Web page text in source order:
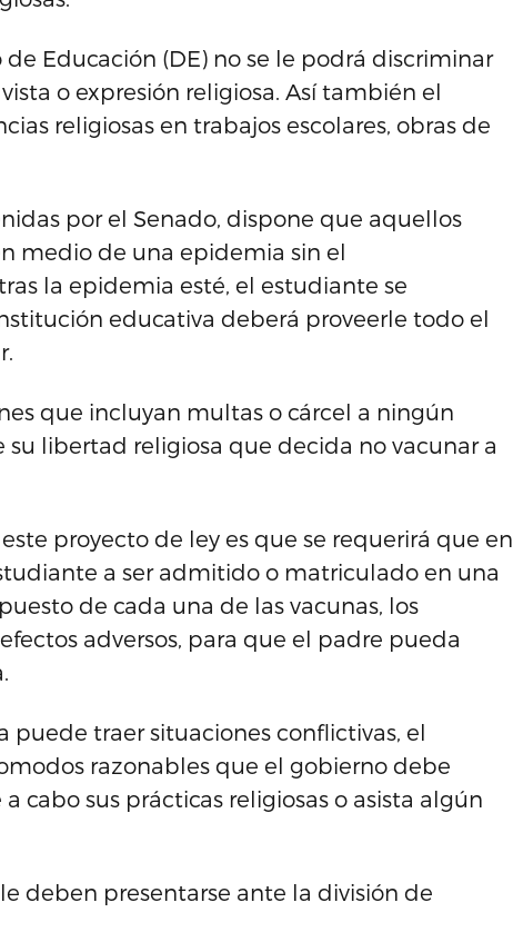
Educación (DE) no se le podrá discriminar
o expresión religiosa. Así también el
religiosas en trabajos escolares, obras de
por el Senado, dispone que aquellos
medio de una epidemia sin el
la epidemia esté, el estudiante se
educativa deberá proveerle todo el
que incluyan multas o cárcel a ningún
libertad religiosa que decida no vacunar a
proyecto de ley es que se requerirá que en
a ser admitido o matriculado en una
de cada una de las vacunas, los
adversos, para que el padre pueda
traer situaciones conflictivas, el
razonables que el gobierno debe
cabo sus prácticas religiosas o asista algún
deben presentarse ante la división de